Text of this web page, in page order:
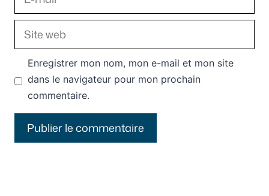
mail
Site
web
Enregistrer mon nom, mon e-mail et mon site
dans le navigateur pour mon prochain
commentaire.